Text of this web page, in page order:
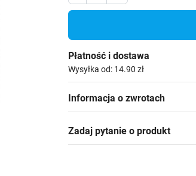
Płatność i dostawa
Wysyłka od: 14.90 zł
Informacja o zwrotach
Zadaj pytanie o produkt